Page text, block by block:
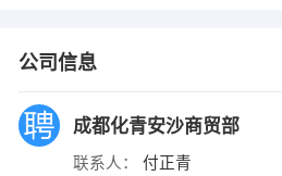
公司信息
成都化青安沙商贸部
联系人： 付正青